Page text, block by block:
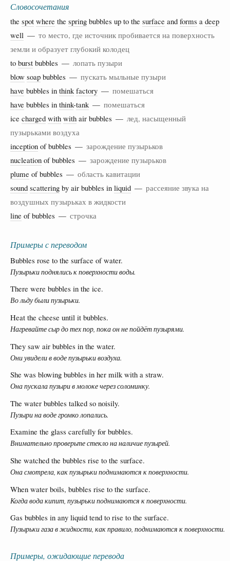
Словосочетания
the spot where the spring bubbles up to the surface and forms a deep
well — то место, где источник пробивается на поверхность
земли и образует глубокий колодец
to burst bubbles — лопать пузыри
blow soap bubbles — пускать мыльные пузыри
have bubbles in think factory — помешаться
have bubbles in think-tank— помешаться
ice charged with with air bubbles — лед, насыщенный
пузырьками воздуха
inception of bubbles — зарождение пузырьков
nucleation of bubbles — зарождение пузырьков
plume of bubbles — область кавитации
sound scattering by air bubbles in liquid — рассеяние звука на
воздушных пузырьках в жидкости
line of bubbles — строчка
Примеры с переводом
Bubbles rose to the surface of water.
Пузырьки поднялись к поверхности воды.
There were bubbles in the ice.
Во льду были пузырьки.
Heat the cheese until it bubbles.
Нагревайте сыр до тех пор, пока он не пойдёт пузырями.
They saw air bubbles in the water.
Они увидели в воде пузырьки воздуха.
She was blowing bubbles in her milk with a straw.
Она пускала пузыри в молоке через соломинку.
The water bubbles talked so noisily.
Пузыри на воде громко лопались.
Examine the glass carefully for bubbles.
Внимательно проверьте стекло на наличие пузырей.
She watched the bubbles rise to the surface.
Она смотрела, как пузырьки поднимаются к поверхности.
When water boils, bubbles rise to the surface.
Когда вода кипит, пузырьки поднимаются к поверхности.
Gas bubbles in any liquid tend to rise to the surface.
Пузырьки газа в жидкости, как правило, поднимаются к поверхности.
Примеры, ожидающие перевода